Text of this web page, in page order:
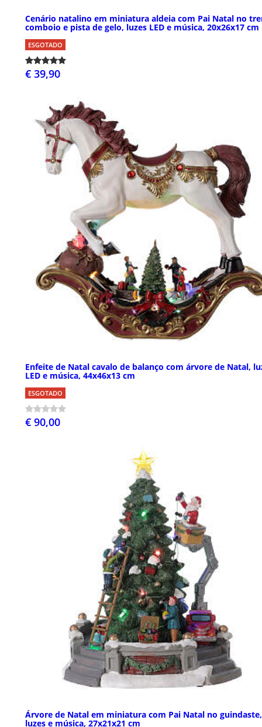
Cenário natalino em miniatura aldeia com Pai Natal no
comboio e pista de gelo, luzes LED e música, 20x26x17 cm
ESGOTADO
€ 39,90
Enfeite de Natal cavalo de balanço com árvore de Natal,
LED e música, 44x46x13 cm
ESGOTADO
€ 90,00
Árvore de Natal em miniatura com Pai Natal no guindaste,
luzes e música, 27x21x21 cm